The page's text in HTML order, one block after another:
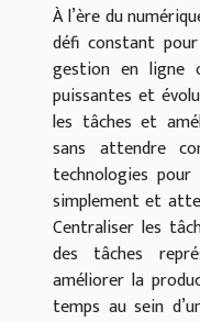
À l’ère du
défi constant
gestion en ligne
puissantes et
les tâches et
sans attendre
technologies
simplement et
Centraliser les
des tâches
améliorer la
temps au sein